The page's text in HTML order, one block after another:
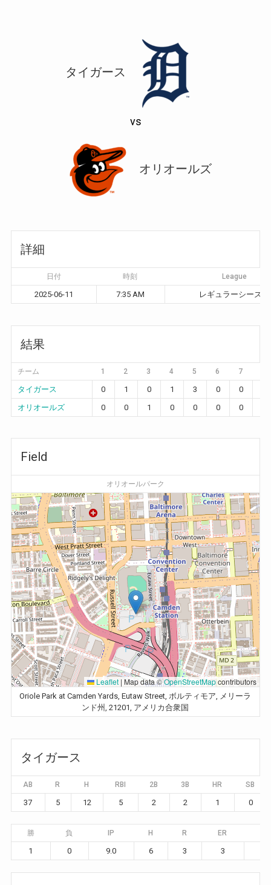
タイガース
vs
オリオールズ
詳細
日付 時刻 League
2025-06-11 7:35 AM レギュラーシーズン
結果
チーム 1 2 3 4 5 6 7
タイガース 0 1 0 1 3 0 0
オリオールズ
0 0 1 0 0 0 0
Field
オリオールパーク
Leaflet | Map data ©OpenStreetMapcontributors
Oriole Park at Camden Yards, Eutaw Street, ボルティモア, メリーラ
ンド州, 21201, アメリカ合衆国
タイガース
AB R H RBI 2B 3B HR SB
37 5 12 5 2 2 1 0
勝 負 IP H R ER
1 0 9.0 6 3 3